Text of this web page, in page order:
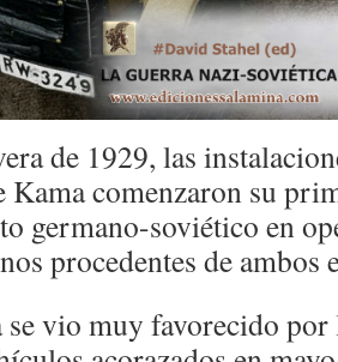
de 1929, las
Kama comenzaron su
germano-soviético en
procedentes de ambos
vio muy favorecido por